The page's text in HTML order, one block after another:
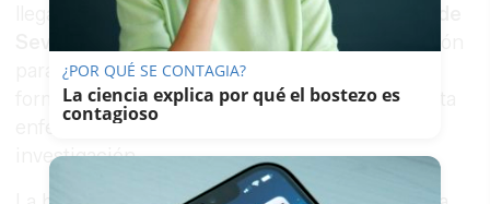
llegado a las puertas del
Palacio de San Telmo de
, donde se ha celebrado una concentración
para exigir a la Junta de Andalucía que abra de
forma permanente los ensayos clínicos para esta
enfermedad y cree una línea específica de
investigación.
¿POR QUÉ SE CONTAGIA?
La ciencia explica por qué el bostezo es
contagioso